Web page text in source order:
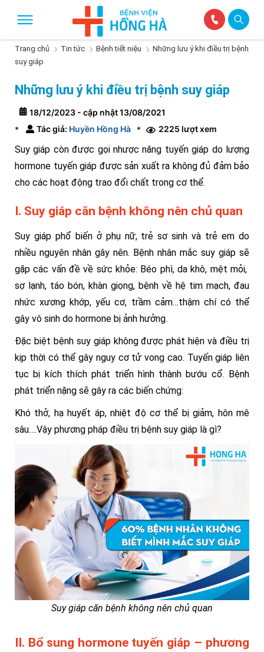
Trang chủ Tin tức Bệnh tiết niệu
Những lưu ý khi điều trị bệnh
suy giáp
Những lưu ý khi điều trị bệnh suy giáp
18/12/2023 - cập nhật 13/08/2021
*
Tác giả: Huyền Hồng Hà * 2225 lượt xem
Suy giáp còn được gọi nhược năng tuyến giáp do lượng
hormone tuyến giáp được sản xuất ra không đủ đảm bảo
cho các hoạt động trao đổi chất trong cơ thể.
I. Suy giáp căn bệnh không nên chủ quan
Suy giáp phổ biến ở phụ nữ, trẻ sơ sinh và trẻ em do
nhiều nguyên nhân gây nên. Bệnh nhân mắc suy giáp sẽ
gặp các vấn đề về sức khỏe: Béo phì, da khô, mệt mỏi,
sợ lạnh, táo bón, khàn giọng, bệnh về hệ tim mạch, đau
nhức xương khớp, yếu cơ, trầm cảm…thậm chí có thể
gây vô sinh do hormone bị ảnh hưởng.
Đặc biệt bệnh suy giáp không được phát hiện và điều trị
kịp thời có thể gây nguy cơ tử vong cao. Tuyến giáp liên
tục bị kích thích phát triển hình thành bướu cổ. Bệnh
phát triển nặng sẽ gây ra các biến chứng:
Khó thở, hạ huyết áp, nhiệt độ cơ thể bị giảm, hôn mê
sâu….Vậy phương pháp điều trị bệnh suy giáp là gì?
Suy giáp căn bệnh không nên chủ quan
II. Bổ sung hormone tuyến giáp – phương